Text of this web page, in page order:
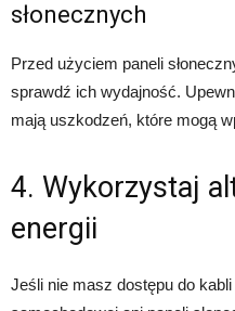
słonecznych
Przed użyciem paneli
sprawdź ich wydajność.
mają uszkodzeń, które mogą
4. Wykorzystaj
energii
Jeśli nie masz dostępu do